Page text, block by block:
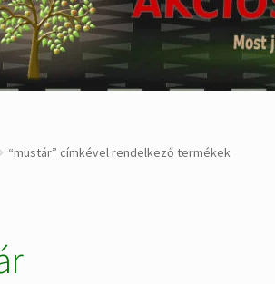
“mustár” címkével rendelkező termékek